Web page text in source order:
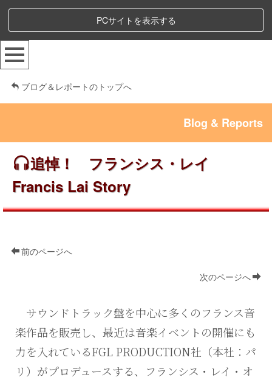
PCサイトを表示する
ブログ＆レポートのトップへ
Blog & Reports
追悼！ フランシス・レイ
Francis Lai Story
前のページへ
次のページへ
サウンドトラック盤を中心に多くのフランス音
楽作品を販売し、最近は音楽イベントの開催にも
力を入れているFGL PRODUCTION社（本社：パ
リ）がプロデュースする、フランシス・レイ・オ